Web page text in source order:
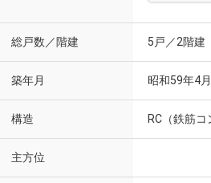
総戸数／階建 5戸／2階建
築年月 昭和59年4月
構造 RC（鉄筋コ
主方位